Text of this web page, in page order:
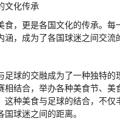
文化传承
食，更是各国文化的传承。每
，成为了各国球迷之间交流
足球的交融成为了一种独特的
结合，举办各种美食节、美
这种美食与足球的结合，不仅
球迷之间的距离。